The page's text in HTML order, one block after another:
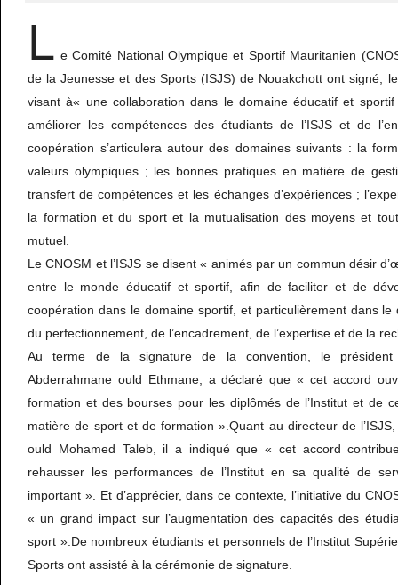
L e Comité National Olympique et Sportif Mauritanien
de la Jeunesse et des Sports (ISJS) de Nouakchott ont signé,
visant à« une collaboration dans le domaine éducatif et
améliorer les compétences des étudiants de l’ISJS et de
coopération s’articulera autour des domaines suivants : la
valeurs olympiques ; les bonnes pratiques en matière de
transfert de compétences et les échanges d’expériences ;
la formation et du sport et la mutualisation des moyens et
mutuel.
Le CNOSM et l’ISJS se disent « animés par un commun désir
entre le monde éducatif et sportif, afin de faciliter et de
coopération dans le domaine sportif, et particulièrement dans
du perfectionnement, de l’encadrement, de l’expertise et de la
Au terme de la signature de la convention, le président
Abderrahmane ould Ethmane, a déclaré que « cet accord
formation et des bourses pour les diplômés de l’Institut et de
matière de sport et de formation ».Quant au directeur de
ould Mohamed Taleb, il a indiqué que « cet accord
rehausser les performances de l’Institut en sa qualité de
important ». Et d’apprécier, dans ce contexte, l’initiative du
« un grand impact sur l’augmentation des capacités des
sport ».De nombreux étudiants et personnels de l’Institut
Sports ont assisté à la cérémonie de signature.